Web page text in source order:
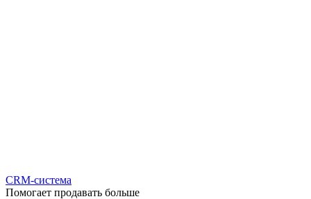
CRM-система
Помогает продавать больше